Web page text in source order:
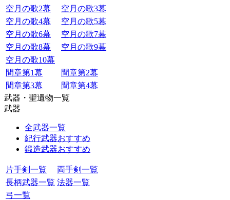
空月の歌2幕
空月の歌3幕
空月の歌4幕
空月の歌5幕
空月の歌6幕
空月の歌7幕
空月の歌8幕
空月の歌9幕
空月の歌10幕
間章第1幕
間章第2幕
間章第3幕
間章第4幕
武器・聖遺物一覧
武器
全武器一覧
紀行武器おすすめ
鍛造武器おすすめ
片手剣一覧
両手剣一覧
長柄武器一覧 法器一覧
弓一覧